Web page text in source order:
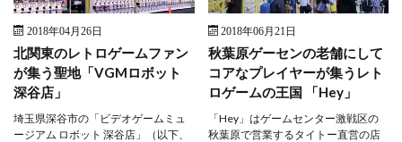
2018年04月26日
北関東のレトロゲームファン
が集う聖地「VGMロボット
深谷店」
埼玉県深谷市の「ビデオゲームミュ
ージアム ロボット 深谷店」（以下、
2018年06月21日
秋葉原ゲーセンの老舗にして
コアなプレイヤーが集うレト
ロゲームの王国 「Hey」
「Hey」はゲームセンター激戦区の
秋葉原で営業するタイトー直営の店